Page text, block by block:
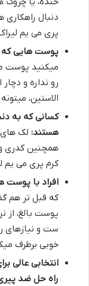
دنبال
پری می یم
پوست هایی که
میکنید پوست
رو نداره و
الاستین،
کسانی که به
هستند: لک های
همچنین کدری
کرم پری می یم
افراد با
که قبل تر هم
پوست بالغ، از
ست و نیازهای
خوبی برطرف
انتخابی عالی
راه حل ضد